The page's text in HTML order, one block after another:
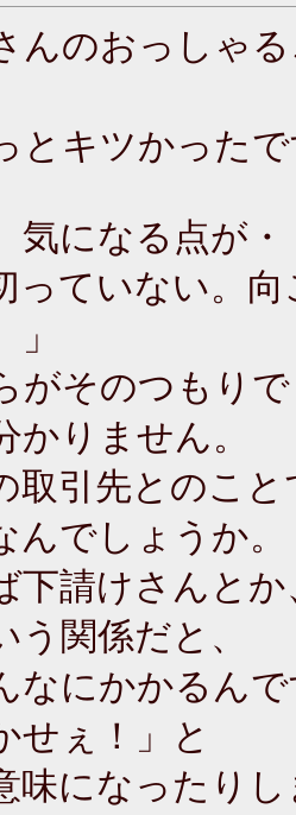
んのおっしゃ
とキツかった
気になる点が・
っていない。
がそのつもり
かりません。
取引先とのこ
んでしょうか。
下請けさんと
う関係だと、
なにかかるん
せぇ！」と
味になったり